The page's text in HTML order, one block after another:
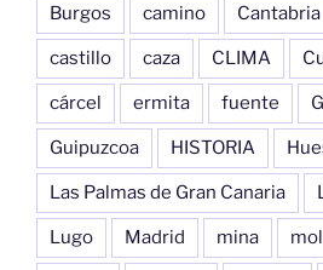
Burgos camino Cantabria
castillo caza CLIMA
cárcel ermita fuente
Guipuzcoa HISTORIA
Las Palmas de Gran Canaria
Lugo Madrid mina